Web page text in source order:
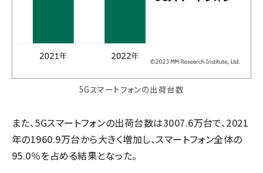
5Gスマートフォンの出荷台数
また、5Gスマートフォンの出荷台数は3007.6万台で、2021
年の1960.9万台から大きく増加し、スマートフォン全体の
95.0％を占める結果となった。